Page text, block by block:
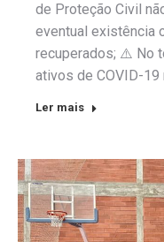
de Proteção Civil
eventual existência
recuperados; ⚠️ No
ativos de COVID-19
Ler mais